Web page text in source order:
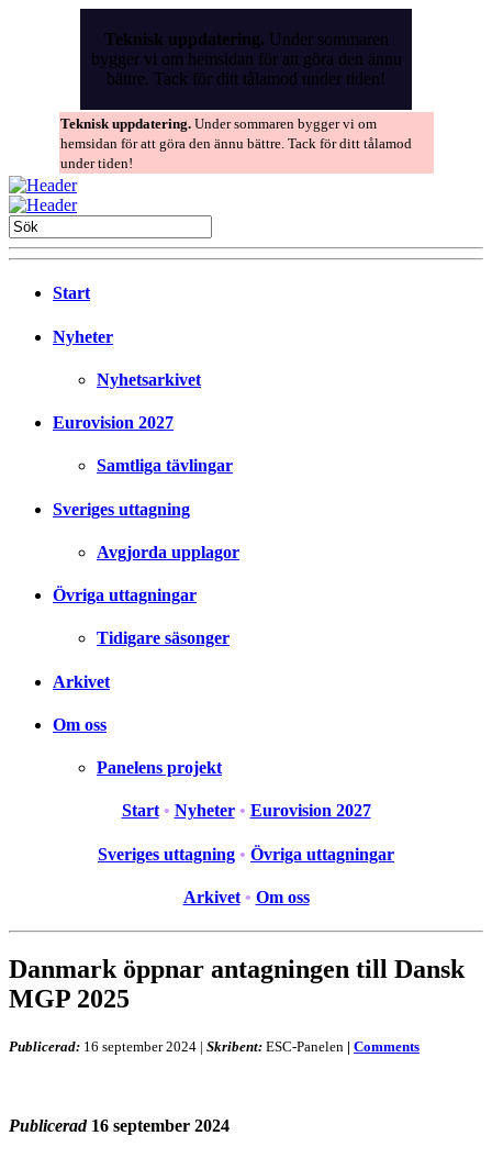
Teknisk uppdatering. Under sommaren
bygger vi om hemsidan för att göra den ännu
bättre. Tack för ditt tålamod under tiden!
Teknisk uppdatering. Under sommaren bygger vi om
hemsidan för att göra den ännu bättre. Tack för ditt tålamod
under tiden!
Start
Nyheter
Nyhetsarkivet
Eurovision 2027
Samtliga tävlingar
Sveriges uttagning
Avgjorda upplagor
Övriga uttagningar
Tidigare säsonger
Arkivet
Om oss
Panelens projekt
Start • Nyheter • Eurovision 2027
Sveriges uttagning • Övriga uttagningar
Arkivet • Om oss
Danmark öppnar antagningen till Dansk
MGP 2025
Publicerad: 16 september 2024 | Skribent: ESC-Panelen | Comments
Publicerad 16 september 2024